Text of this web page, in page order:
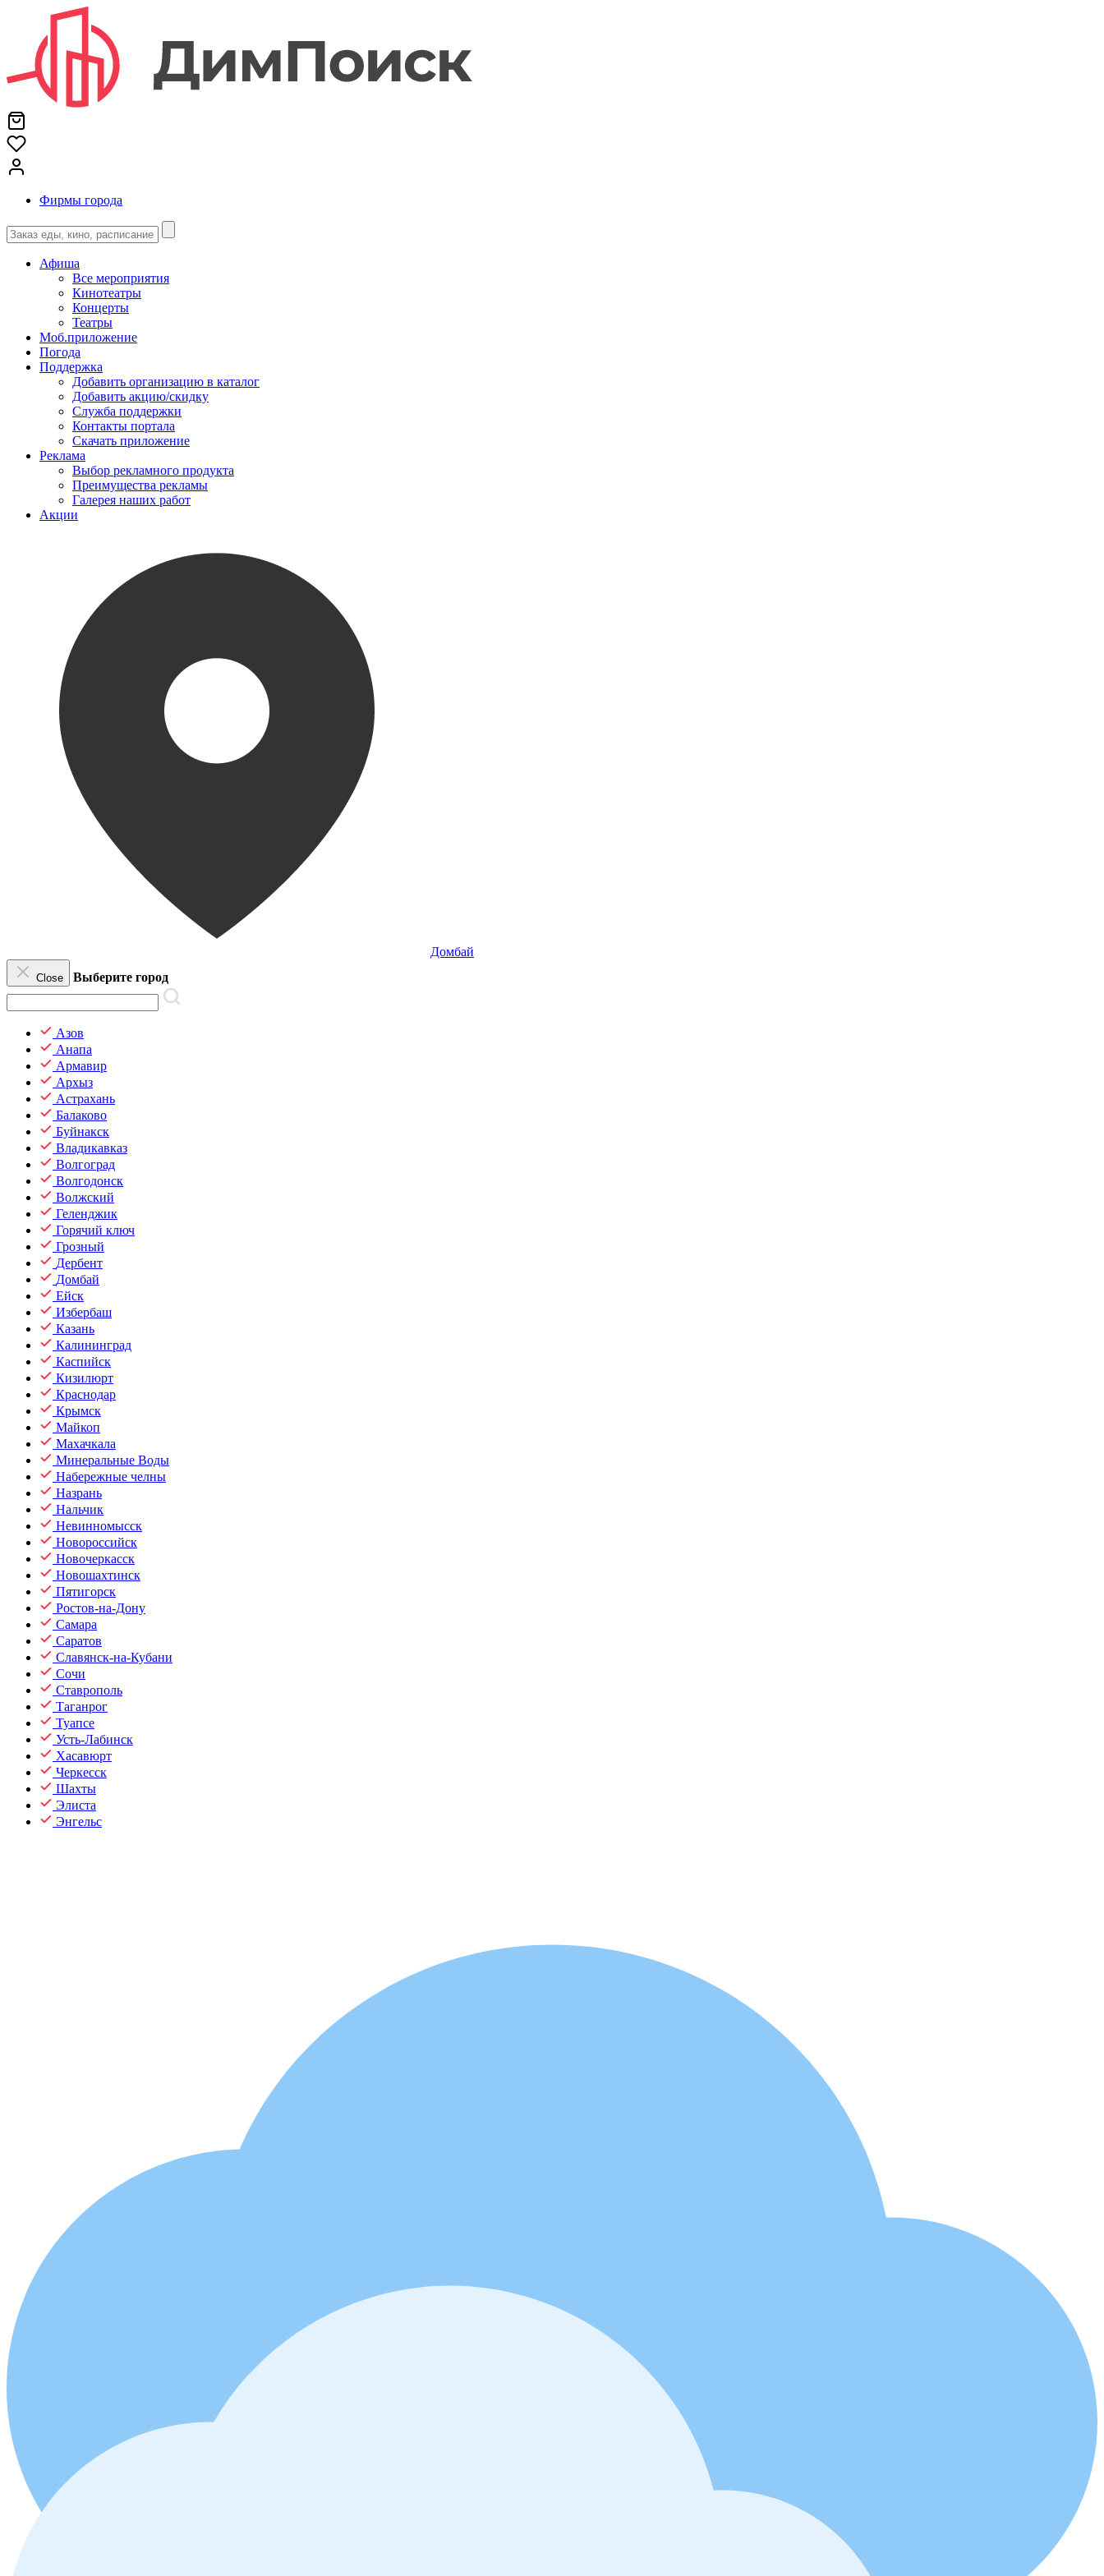
Фирмы города
Афиша
Все мероприятия
Кинотеатры
Концерты
Театры
Моб.приложение
Погода
Поддержка
Добавить организацию в каталог
Добавить акцию/скидку
Служба поддержки
Контакты портала
Скачать приложение
Реклама
Выбор рекламного продукта
Преимущества рекламы
Галерея наших работ
Акции
Домбай
Close Выберите город
Азов
Анапа
Армавир
Архыз
Астрахань
Балаково
Буйнакск
Владикавказ
Волгоград
Волгодонск
Волжский
Геленджик
Горячий ключ
Грозный
Дербент
Домбай
Ейск
Избербаш
Казань
Калининград
Каспийск
Кизилюрт
Краснодар
Крымск
Майкоп
Махачкала
Минеральные Воды
Набережные челны
Назрань
Нальчик
Невинномысск
Новороссийск
Новочеркасск
Новошахтинск
Пятигорск
Ростов-на-Дону
Самара
Саратов
Славянск-на-Кубани
Сочи
Ставрополь
Таганрог
Туапсе
Усть-Лабинск
Хасавюрт
Черкесск
Шахты
Элиста
Энгельс